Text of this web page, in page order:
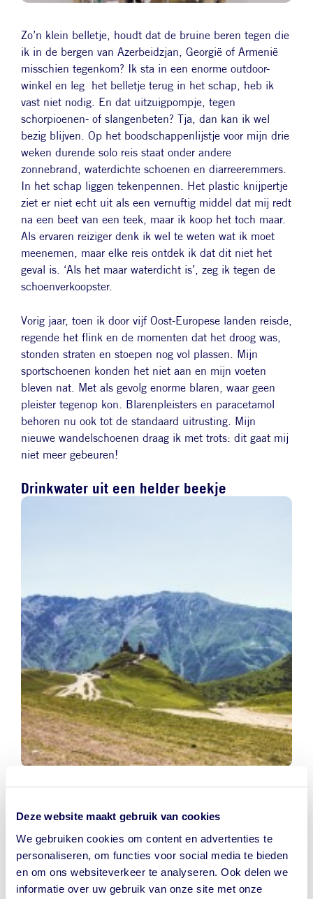
Deze website maakt gebruik van cookies
We gebruiken cookies om content en advertenties te
personaliseren, om functies voor social media te bieden
en om ons websiteverkeer te analyseren. Ook delen we
informatie over uw gebruik van onze site met onze
Zo’n klein belletje, houdt dat de bruine beren tegen die
ik in de bergen van Azerbeidzjan, Georgië of Armenië
misschien tegenkom? Ik sta in een enorme outdoor-
winkel en leg het belletje terug in het schap, heb ik
vast niet nodig. En dat uitzuigpompje, tegen
schorpioenen- of slangenbeten? Tja, dan kan ik wel
bezig blijven. Op het boodschappenlijstje voor mijn drie
weken durende solo reis staat onder andere
zonnebrand, waterdichte schoenen en diarreeremmers.
In het schap liggen tekenpennen. Het plastic knijpertje
ziet er niet echt uit als een vernuftig middel dat mij redt
na een beet van een teek, maar ik koop het toch maar.
Als ervaren reiziger denk ik wel te weten wat ik moet
meenemen, maar elke reis ontdek ik dat dit niet het
geval is. ‘Als het maar waterdicht is’, zeg ik tegen de
schoenverkoopster.
Vorig jaar, toen ik door vijf Oost-Europese landen reisde,
regende het flink en de momenten dat het droog was,
stonden straten en stoepen nog vol plassen. Mijn
sportschoenen konden het niet aan en mijn voeten
bleven nat. Met als gevolg enorme blaren, waar geen
pleister tegenop kon. Blarenpleisters en paracetamol
behoren nu ook tot de standaard uitrusting. Mijn
nieuwe wandelschoenen draag ik met trots: dit gaat mij
niet meer gebeuren!
Drinkwater uit een helder beekje
GGDreistmee of ik nog vaccinaties nodig heb. Mijn
inentingen zijn nog up-to-date, het vaccinatieboekje
gaat mee. Tijdens het inpakken van de diarreeremmers
gaan mijn gedachten terug naar eerdere reizen. Zoals
die keer dat de chauffeur in Botswana vertelde dat het